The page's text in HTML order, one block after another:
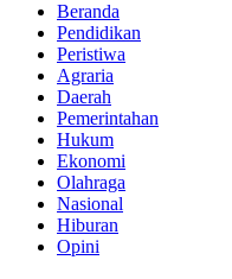
Beranda
Pendidikan
Peristiwa
Agraria
Daerah
Pemerintahan
Hukum
Ekonomi
Olahraga
Nasional
Hiburan
Opini